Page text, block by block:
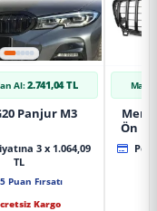
Al: 2.741,04 TL
Panjur M3
3 x 1.064,09
TL
Puan Fırsatı
Kargo
Ön